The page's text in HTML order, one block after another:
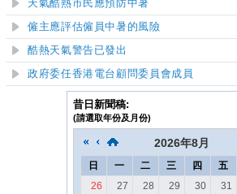
天氣酷熱市民應預防中暑
僱主應評估僱員中暑的風險
酷熱天氣警告已發出
政府委任香港電台顧問委員會成員
昔日新聞稿:
(請選取年份及月份)
2026年8月
日 一 二 三 四 五
26
27 28 29 30 31